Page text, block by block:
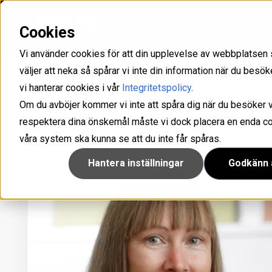
Cookies
Vi använder cookies för att din upplevelse av webbplatsen
väljer att neka så spårar vi inte din information när du
vi hanterar cookies i vår Integritetspolicy.
Om du avböjer kommer vi inte att spåra dig när du besöker
respektera dina önskemål måste vi dock placera en enda
våra system ska kunna se att du inte får spåras.
Hantera inställningar Godkänn
‹‹ Alla medarbetare